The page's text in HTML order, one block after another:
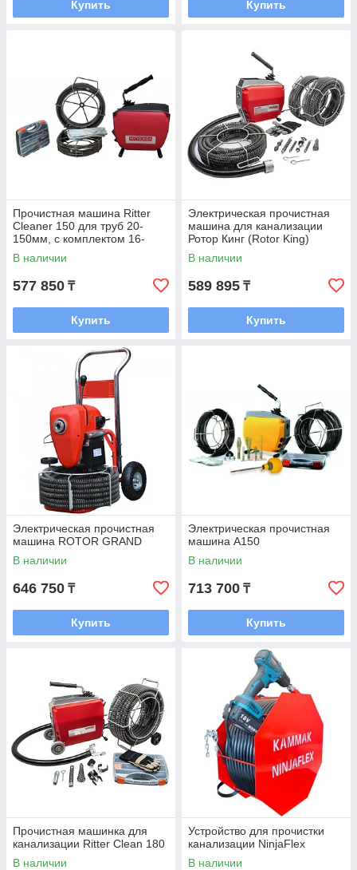
Купить Купить
Прочистная машина Ritter
Cleaner 150 для труб 20-
150мм, с комплектом 16-
22мм принадлежностей
В наличии
577 850 ₸
Купить
Электрическая прочистная
машина для канализации
Ротор Кинг (Rotor King)
В наличии
589 895 ₸
Купить
Электрическая прочистная
машина ROTOR GRAND
В наличии
646 750 ₸
Купить
Электрическая прочистная
машина A150
В наличии
713 700 ₸
Купить
Прочистная машинка для
канализации Ritter Clean 180
В наличии
Устройство для прочистки
канализации NinjaFlex
В наличии